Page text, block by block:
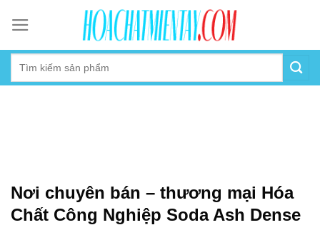
content
Nơi chuyên bán – thương mại Hóa
Chất Công Nghiệp Soda Ash Dense